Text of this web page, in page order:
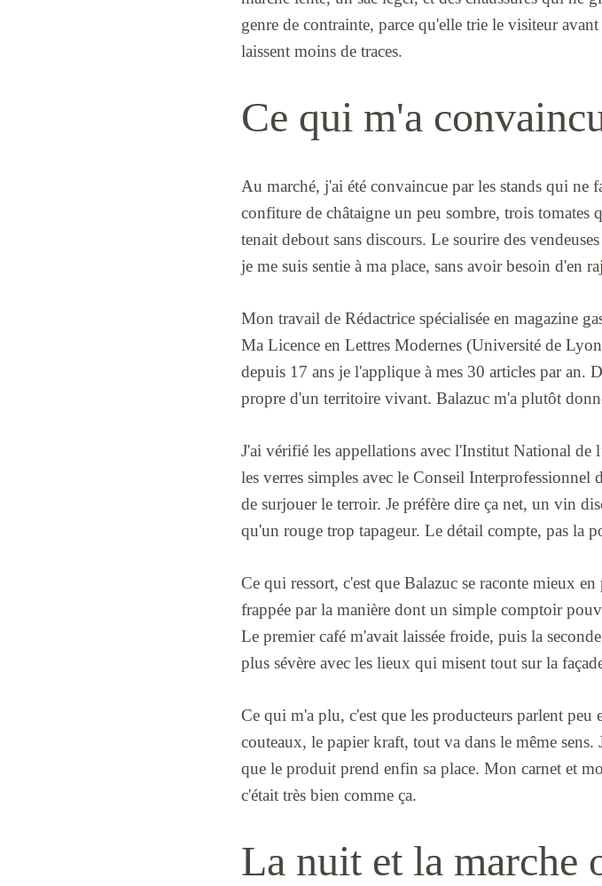
genre de contrainte, parce qu'elle trie le visiteur
laissent moins de traces.
Ce qui m'a
Au marché, j'ai été convaincue par les stands qui ne
confiture de châtaigne un peu sombre, trois
tenait debout sans discours. Le sourire des
je me suis sentie à ma place, sans avoir besoin d'en
Mon travail de Rédactrice spécialisée en magazine
Ma Licence en Lettres Modernes (Université de
depuis 17 ans je l'applique à mes 30 articles par
propre d'un territoire vivant. Balazuc m'a plutôt
J'ai vérifié les appellations avec l'Institut National
les verres simples avec le Conseil
de surjouer le terroir. Je préfère dire ça net, un vin
qu'un rouge trop tapageur. Le détail compte, pas la
Ce qui ressort, c'est que Balazuc se raconte mieux
frappée par la manière dont un simple comptoir
Le premier café m'avait laissée froide, puis la
plus sévère avec les lieux qui misent tout sur la
Ce qui m'a plu, c'est que les producteurs parlent peu
couteaux, le papier kraft, tout va dans le même
que le produit prend enfin sa place. Mon carnet et
c'était très bien comme ça.
La nuit et la marche